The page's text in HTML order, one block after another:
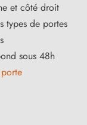
et côté droit
types de portes
sous 48h